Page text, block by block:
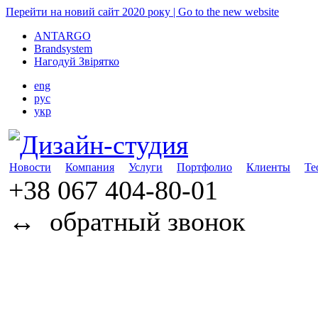
Перейти на новий сайт 2020 року | Go to the new website
ANTARGO
Brandsystem
Нагодуй Звірятко
eng
рус
укр
Новости Компания Услуги Портфолио Клиенты
+38 067 404-80-01
↔
обратный звонок